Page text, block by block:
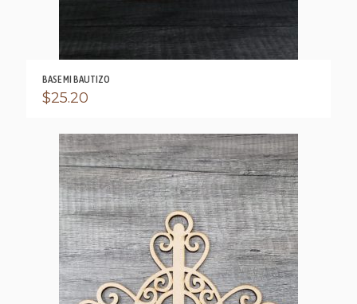
BASE MI BAUTIZO
$25.20